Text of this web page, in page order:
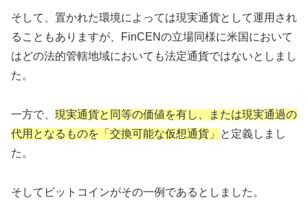
そして、置かれた環境によっては現実通貨として運用され
ることもありますが、FinCENの立場同様に米国において
はどの法的管轄地域においても法定通貨ではないとしまし
た。
一方で、 現実通貨と同等の価値を有し、または現実通過の
代用となるものを「交換可能な仮想通貨」
と定義しまし
た。
そしてビットコインがその一例であるとしました。